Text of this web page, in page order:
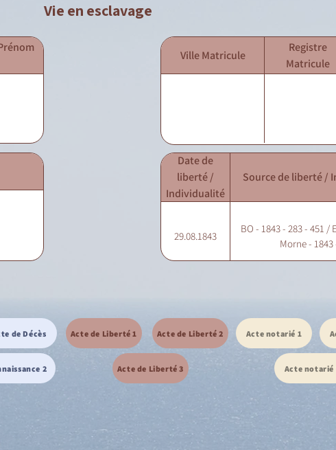
Vie en esclavage
Ville Matricule
Registre
Matricule
Date de
liberté /
Individualité
Source de liberté /
29.08.1843
BO - 1843 - 283 - 451 /
Morne - 1843
de Décès
2
Acte de Liberté 1 Acte de Liberté 2
Acte de Liberté 3
Acte notarié 1
Acte notarié